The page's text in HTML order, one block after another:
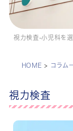
視力検査-小児科を
HOME > コラム
視力検査